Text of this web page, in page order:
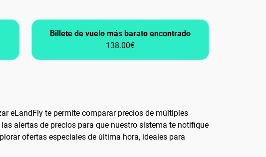
Billete de vuelo más barato encontrado
138.00€
eLandFly te permite comparar precios de múltiples
alertas de precios para que nuestro sistema te notifique
ofertas especiales de última hora, ideales para